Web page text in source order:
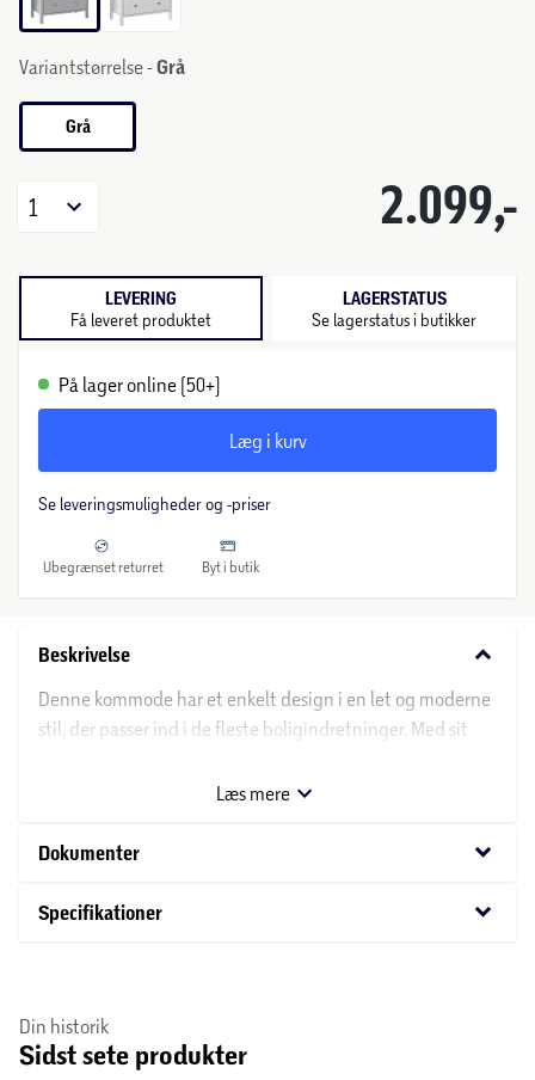
Variantstørrelse -Grå
Grå
2.099,-
1
LEVERING
Få leveret produktet
LAGERSTATUS
Se lagerstatus i butikker
På lager online (50+)
Læg i kurv
Se leveringsmuligheder og -priser
Ubegrænset returret Byt i butik
Beskrivelse keyboard_arrow_down
Denne kommode har et enkelt design i en let og moderne
stil, der passer ind i de fleste boligindretninger. Med sit
overtøj, huer og vanter i entréen eller til tøjopbevaring i
Læs mere
Dokumenter keyboard_arrow_down
Specifikationer keyboard_arrow_down
Din historik
Sidst sete produkter